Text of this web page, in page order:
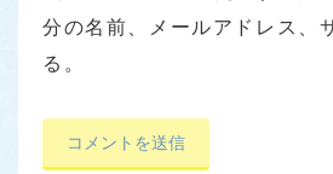
分の名前、メールアドレス、
る。